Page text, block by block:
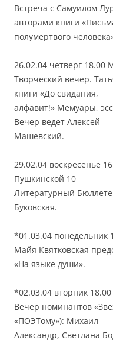
Встреча с Самуилом
авторами книги
полумертвого
26.02.04 четверг 18.00
Творческий вечер.
книги «До свидания,
алфавит!» Мемуары,
Вечер ведет Алексей
Машевский.
29.02.04 воскресенье
Пушкинской 10
Литературный
Буковская.
*01.03.04 понедельник
Майя Квятковская
«На языке души».
*02.03.04 вторник
Вечер номинантов
«ПОЭТому»): Михаил
Александр, Светлана